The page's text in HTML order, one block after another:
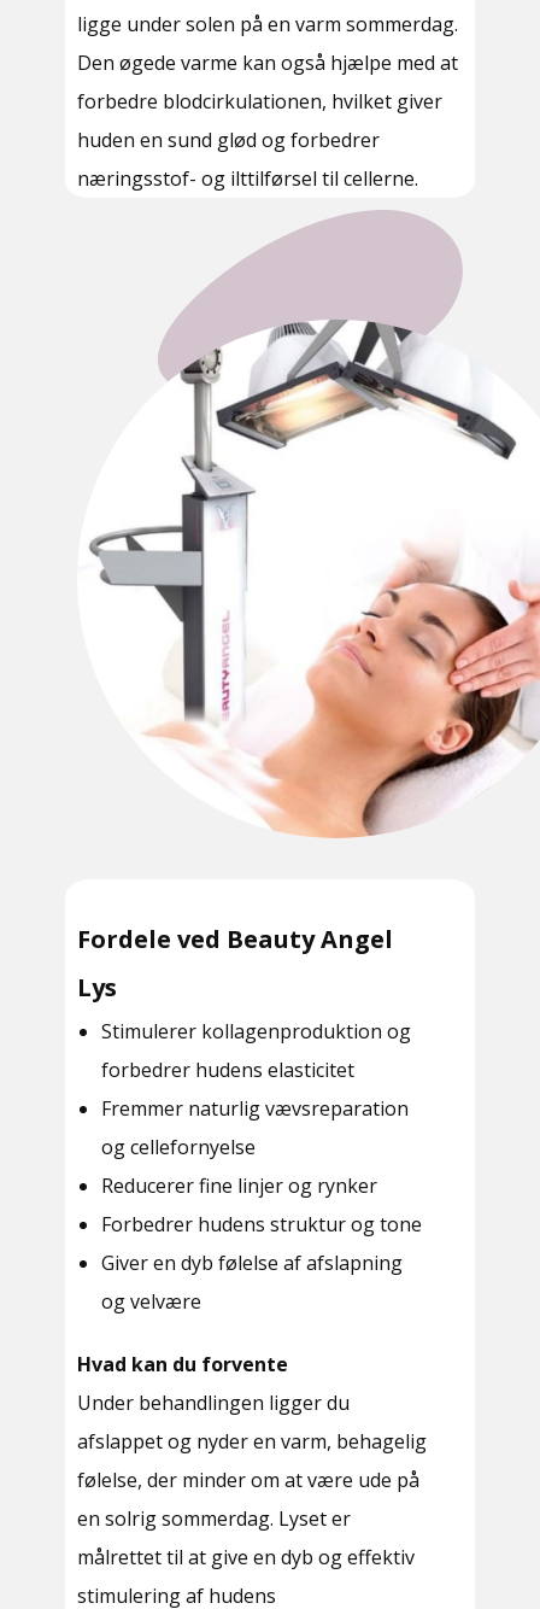
ligge under solen på en varm sommerdag.
Den øgede varme kan også hjælpe med at
forbedre blodcirkulationen, hvilket giver
huden en sund glød og forbedrer
næringsstof- og ilttilførsel til cellerne.
Fordele ved Beauty Angel
Lys
Stimulerer kollagenproduktion og
forbedrer hudens elasticitet
Fremmer naturlig vævsreparation
og cellefornyelse
Reducerer fine linjer og rynker
Forbedrer hudens struktur og tone
Giver en dyb følelse af afslapning
og velvære
Hvad kan du forvente
Under behandlingen ligger du
afslappet og nyder en varm, behagelig
følelse, der minder om at være ude på
en solrig sommerdag. Lyset er
målrettet til at give en dyb og effektiv
stimulering af hudens